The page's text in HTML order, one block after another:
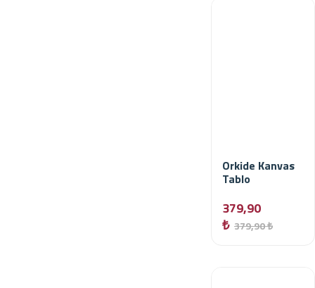
Orkide Kanvas
Tablo
379,90
₺ 379,90 ₺